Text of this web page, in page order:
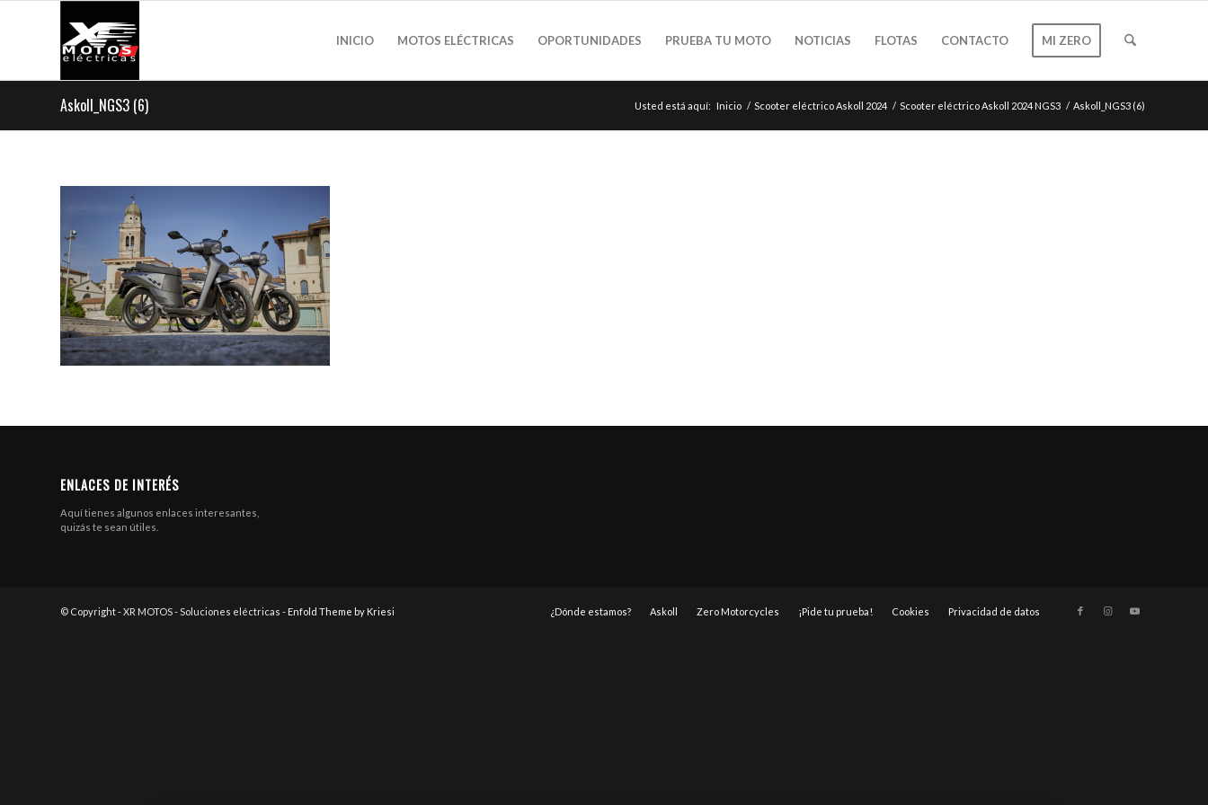
INICIO MOTOS ELÉCTRICAS OPORTUNIDADES PRUEBA TU MOTO NOTICIAS FLOTAS CONTACTO MI ZERO
Askoll_NGS3 (6) Usted está aquí: Inicio / Scooter eléctrico Askoll 2024 / Scooter eléctrico Askoll 2024 NGS3 / Askoll_NGS3 (6)
ENLACES DE INTERÉS
Aquí tienes algunos enlaces interesantes,
quizás te sean útiles.
© Copyright - XR MOTOS - Soluciones eléctricas - Enfold Theme by Kriesi ¿Dónde estamos? Askoll Zero Motorcycles ¡Pide tu prueba! Cookies Privacidad de datos